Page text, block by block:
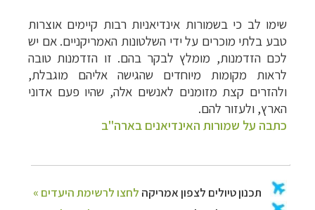
שימו לב כי בשמורות אינדיאניות רבות קיימים אוצרות
טבע בלתי מוכרים על ידי השלטונות האמריקניים. אם יש
לכם הזדמנות, מומלץ לבקר בהם. זו הזדמנות טובה
לראות מקומות מיוחדים שהגישה אליהם מוגבלת,
ולהזרים קצת מזומנים לאנשים אלה, שהיו פעם אדוני
הארץ, ולעזור להם.
כתבה על שמורות האינדיאנים בארה"ב